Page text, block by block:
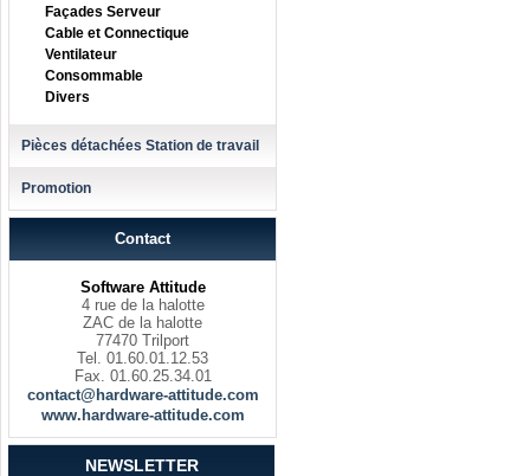
Façades Serveur
Cable et Connectique
Ventilateur
Consommable
Divers
Pièces détachées Station de travail
Promotion
Contact
Software Attitude
4 rue de la halotte
ZAC de la halotte
77470 Trilport
Tel. 01.60.01.12.53
Fax. 01.60.25.34.01
contact@hardware-attitude.com
www.hardware-attitude.com
NEWSLETTER